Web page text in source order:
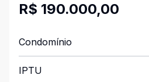
R$ 190.000,00
Condomínio
IPTU